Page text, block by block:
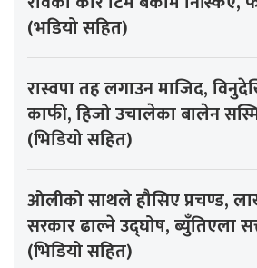
(भडियो सहित)
रास्वपा तह लगाउन माजिद,
काफी, हिजो उचालेका बालेन
(भिडियो सहित)
ओलीको साथले हौसिए प्रचण्ड,
सरकार ढाल्ने उद्घोष, ब्युँतिएला
(भिडियो सहित)